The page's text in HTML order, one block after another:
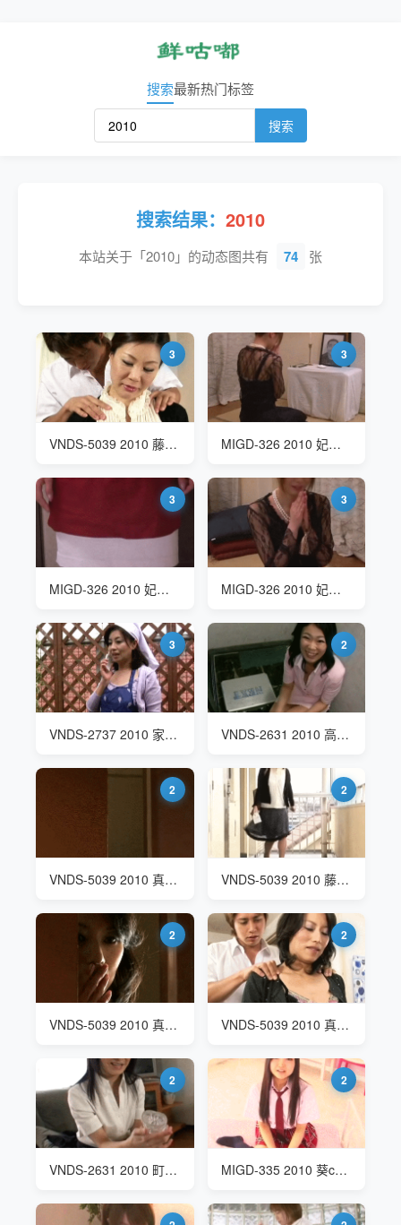
搜索最新热门标签
搜索
搜索结果： 2010
本站关于「2010」的动态图共有 74 张
3
VNDS-5039 2010 藤沢未央(Fujisawa Mio) 義母と叔母争宠
3
MIGD-326 2010 妃悠愛(Azumi mizushima) 欲求不满的寡妇
3
MIGD-326 2010 妃悠愛(Azumi mizushima) 家庭主妇装扮
3
MIGD-326 2010 妃悠愛(Azumi mizushima) 欲求不满的寡妇
3
VNDS-2737 2010 家政妇
2
VNDS-2631 2010 高倉ゆきの(Yukino Takakura) 飞机杯推销员
2
VNDS-5039 2010 真田友里(Sanada Yuri) 義母と叔母争宠
2
VNDS-5039 2010 藤沢未央(Fujisawa Mio) 義母と叔母争宠
2
VNDS-5039 2010 真田友里(Sanada Yuri) 義母と叔母争宠
2
VNDS-5039 2010 真田友里(Sanada Yuri) 義母と叔母争宠
2
VNDS-2631 2010 町村小夜子(Machimura Sayoko) 飞机杯推销员
2
MIGD-335 2010 葵chihiro(葵ちひろ Aoi Chihiro) 性情中人